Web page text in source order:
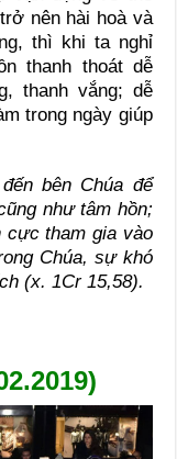
nên hài hoà và
thì khi ta nghỉ
thanh thoát dễ
thanh vắng; dễ
trong ngày giúp
bên Chúa để
như tâm hồn;
tham gia vào
Chúa, sự khó
(x. 1Cr 15,58).